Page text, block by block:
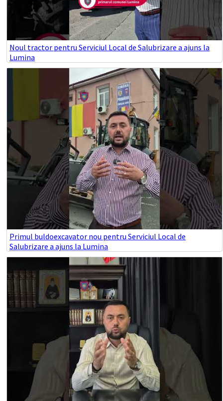
Noul tractor pentru Serviciul Local de Salubrizare a ajuns la
Lumina
Primul buldoexcavator nou pentru Serviciul Local de
Salubrizare a ajuns la Lumina